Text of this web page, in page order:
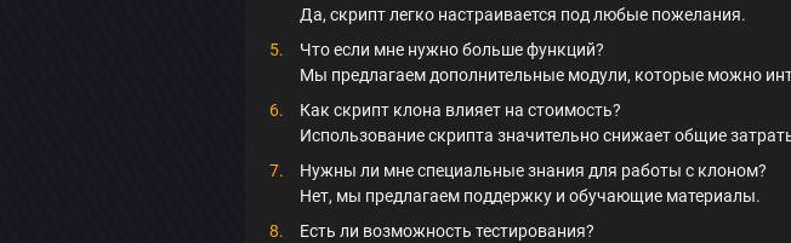
Да, скрипт легко настраивается под любые пожелания.
Что если мне нужно больше функций?
Мы предлагаем дополнительные модули, которые можно
Как скрипт клона влияет на стоимость?
Использование скрипта значительно снижает общие
Нужны ли мне специальные знания для работы с клоном?
Нет, мы предлагаем поддержку и обучающие материалы.
Есть ли возможность тестирования?